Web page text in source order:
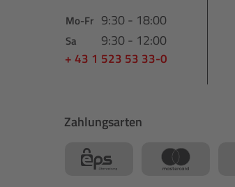
Mo-Fr 9:30 - 18:00
Sa 9:30 - 12:00
+ 43 1 523 53 33-0
Zahlungsarten